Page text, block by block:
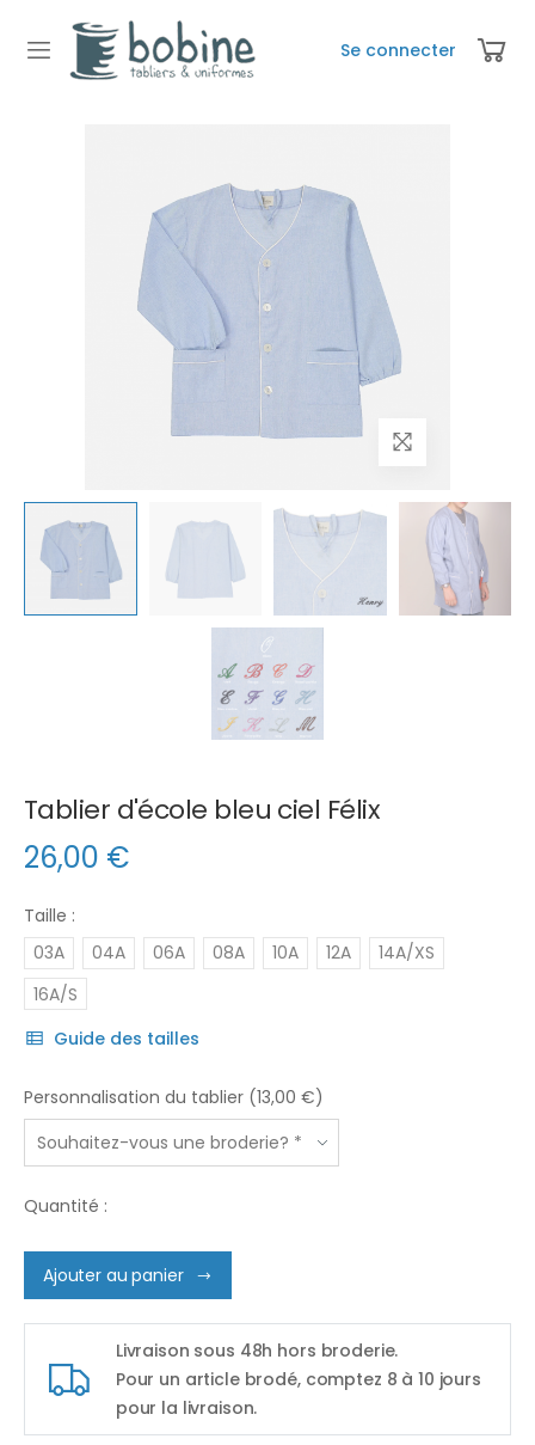
Se connecter
Tablier d'école bleu ciel Félix
26,00 €
Taille :
03A
04A 06A 08A 10A 12A
14A/XS
16A/S
Guide des tailles
Personnalisation du tablier (13,00 €)
Quantité :
Ajouter au panier
Livraison sous 48h hors broderie.
Pour un article brodé, comptez 8 à 10 jours
pour la livraison.